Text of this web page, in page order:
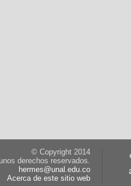
© Copyright 2014
derechos reservados.
hermes@unal.edu.co
Acerca de este sitio web